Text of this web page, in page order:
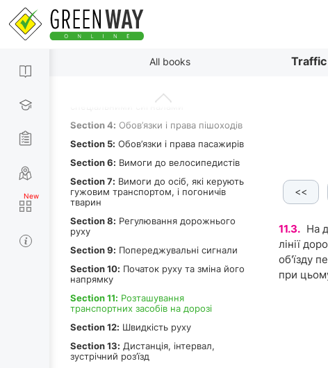
All books
Обов’язки і права водіїв
Рух транспортних засобів із
спеціальними сигналами
Section 4: Обов’язки і права пішоходів
Section 5: Обов’язки і права пасажирів
Section 6: Вимоги до велосипедистів
Section 7: Вимоги до осіб, які керують
гужовим транспортом, і погоничів
тварин
Section 8: Регулювання дорожнього
руху
Section 9: Попереджувальні сигнали
Section 10: Початок руху та зміна його
напрямку
Section 11: Розташування
транспортних засобів на дорозі
Section 12: Швидкість руху
Section 13: Дистанція, інтервал,
зустрічний роз’їзд
<<
11.3. На
лінії
об'їзду
при